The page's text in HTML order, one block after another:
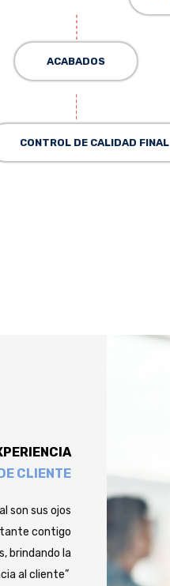
ACABADOS
CONTROL DE CALIDAD FINAL
CLIENTE
son sus ojos
contigo
brindando la
al cliente”